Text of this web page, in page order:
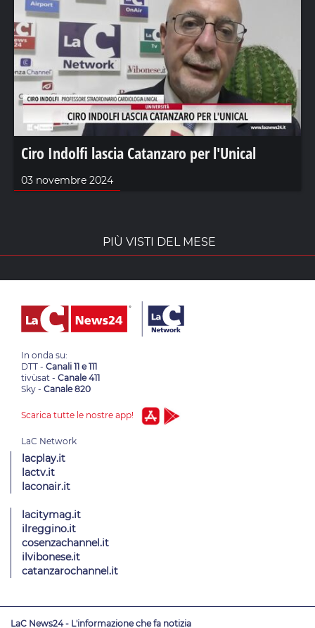
Ciro Indolfi lascia Catanzaro per l'Unical
03 novembre 2024
PIÙ VISTI DEL MESE
In onda su:
DTT - Canali 11 e 111
tivùsat - Canale 411
Sky - Canale 820
Scarica tutte le nostre app!
lacplay.it
lactv.it
laconair.it
lacitymag.it
ilreggino.it
cosenzachannel.it
ilvibonese.it
catanzarochannel.it
LaC News24 - L'informazione che fa notizia